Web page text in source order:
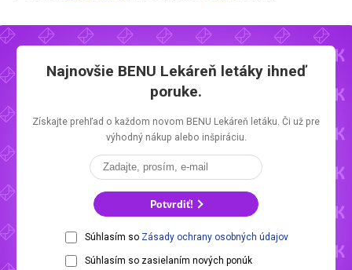
Najnovšie BENU Lekáreň letákyihneď
poruke.
Získajte prehľad o každom novom BENU Lekáreň letáku. Či už pre
výhodný nákup alebo inšpiráciu.
Potvrdiť!
Súhlasím so Zásady ochrany osobných údajov
Súhlasím so zasielaním nových ponúk